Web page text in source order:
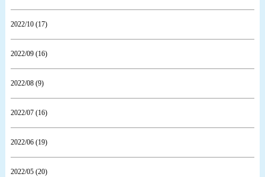
2022/10 (17)
2022/09 (16)
2022/08 (9)
2022/07 (16)
2022/06 (19)
2022/05 (20)